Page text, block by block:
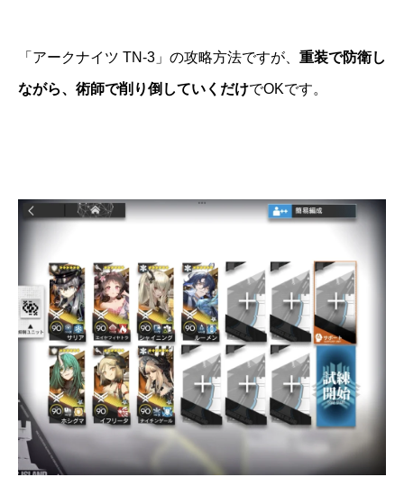
「アークナイツ TN-3」の攻略方法ですが、 重装で防衛し
ながら、術師で削り倒していくだけでOKです。